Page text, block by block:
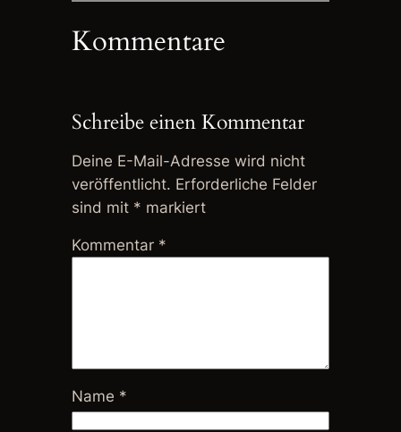
Kommentare
Schreibe einen Kommentar
Deine E-Mail-Adresse wird nicht
veröffentlicht. Erforderliche Felder
sind mit * markiert
Kommentar *
Name *